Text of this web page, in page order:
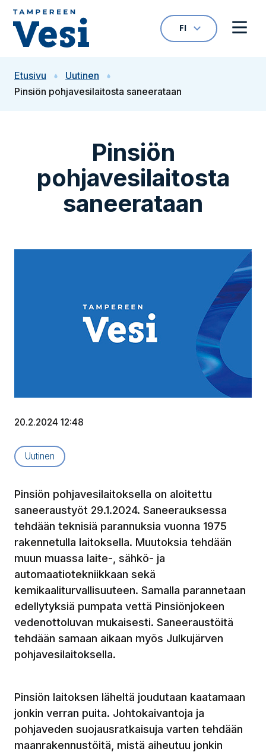
Siirry sisältöön
VALITTU KIELI:
FI
Avaa
Etusivu
Uutinen
Pinsiön pohjavesilaitosta saneerataan
Pinsiön
pohjavesilaitosta
saneerataan
20.2.2024 12:48
Artikkelityyppi:
Uutinen
Pinsiön pohjavesilaitoksella on aloitettu
saneeraustyöt 29.1.2024. Saneerauksessa
tehdään teknisiä parannuksia vuonna 1975
rakennetulla laitoksella. Muutoksia tehdään
muun muassa laite-, sähkö- ja
automaatiotekniikkaan sekä
kemikaaliturvallisuuteen. Samalla parannetaan
edellytyksiä pumpata vettä Pinsiönjokeen
vedenottoluvan mukaisesti. Saneeraustöitä
tehdään samaan aikaan myös Julkujärven
pohjavesilaitoksella.
Pinsiön laitoksen läheltä joudutaan kaatamaan
jonkin verran puita. Johtokaivantoja ja
pohjaveden suojausratkaisuja varten tehdään
maanrakennustöitä, mistä aiheutuu jonkin